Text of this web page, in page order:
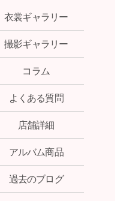
衣裳ギャラリー
撮影ギャラリー
コラム
よくある質問
店舗詳細
アルバム商品
過去のブログ